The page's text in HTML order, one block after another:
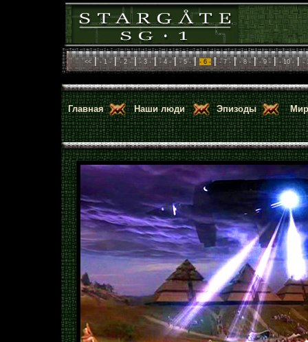
<<|- 1 -|- 2 -|- 3 -|- 4 -|- 5 -|- 6 -|- 7 -|- 8 -|- 9 -|- 10 -|-
Главная Наши люди Эпизоды Мир